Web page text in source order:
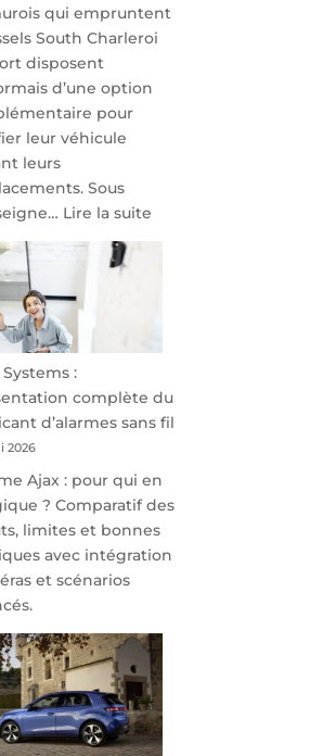
qui empruntent
South Charleroi
disposent
d’une option
pour
leur véhicule
leurs
Sous
Lire la suite
Park
redessine
parking
sécurisé
à
l’aéroport
:
complète du
d’alarmes sans fil
2026
Ajax : pour qui en
? Comparatif des
limites et bonnes
avec intégration
et scénarios